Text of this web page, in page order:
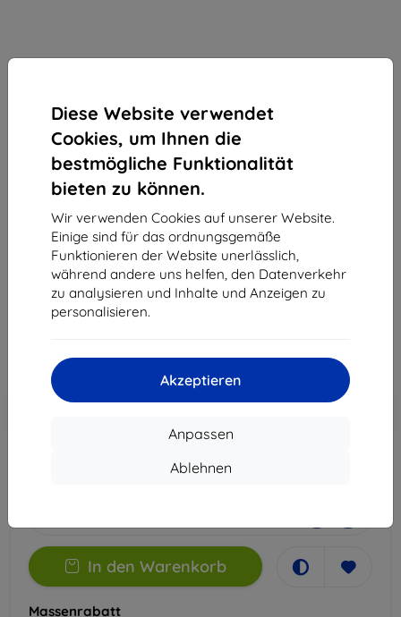
Diese Website verwendet
Cookies, um Ihnen die
bestmögliche Funktionalität
bieten zu können.
Wir verwenden Cookies auf unserer Website.
Einige sind für das ordnungsgemäße
Funktionieren der Website unerlässlich,
während andere uns helfen, den Datenverkehr
zu analysieren und Inhalte und Anzeigen zu
personalisieren.
Akzeptieren
Anpassen
Ablehnen
3mk Silky Matt Privacy Schutzfolie für Nothing
Phone 2
Geeignet für: Nothing Phone 2
14,90 €
13,41 €
ohne MWSt11,27 €
Rabatt mit Gutschein
In den
In den Warenkorb
Massenrabatt